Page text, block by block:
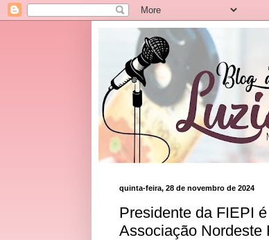
quinta-feira, 28 de novembro de 2024
Presidente da FIEPI
Associação Nordeste